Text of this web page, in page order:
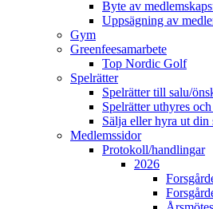
Byte av
Uppsägning av
Gym
Greenfeesamarbete
Top Nordic Golf
Spelrätter
Spelrätter till salu/
Spelrätter uthyres
Sälja eller hyra ut din
Medlemssidor
Protokoll/handlingar
2026